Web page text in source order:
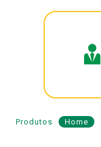
Home
Produtos